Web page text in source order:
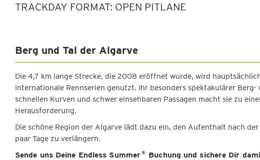
TRACKDAY FORMAT: OPEN PITLANE
Berg und Tal der Algarve
Die 4,7 km lange Strecke, die 2008 eröffnet wurde, wird
internationale Rennserien genutzt. Ihr besonders spektakulärer Berg-
schnellen Kurven und schwer einsehbaren Passagen macht sie zu
Herausforderung.
Die schöne Region der Algarve lädt dazu ein, den Aufenthalt nach
paar Tage zu verlängern.
Sende uns Deine Endless Summer®
Buchung und sichere Dir